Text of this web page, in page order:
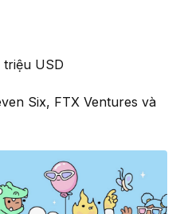
triệu USD
Six, FTX Ventures và